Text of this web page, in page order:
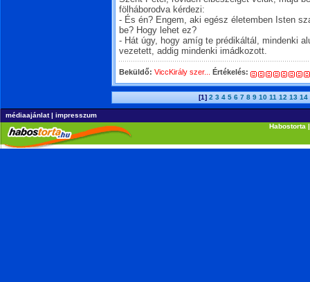
fölháborodva kérdezi:
- És én? Engem, aki egész életemben Isten
be? Hogy lehet ez?
- Hát úgy, hogy amíg te prédikáltál, mindenki
vezetett, addig mindenki imádkozott.
Beküldő: ViccKirály szer... Értékelés:
[1] 2 3 4 5 6 7 8 9 10 11 12 13 14
médiaajánlat| impresszum
Habostorta